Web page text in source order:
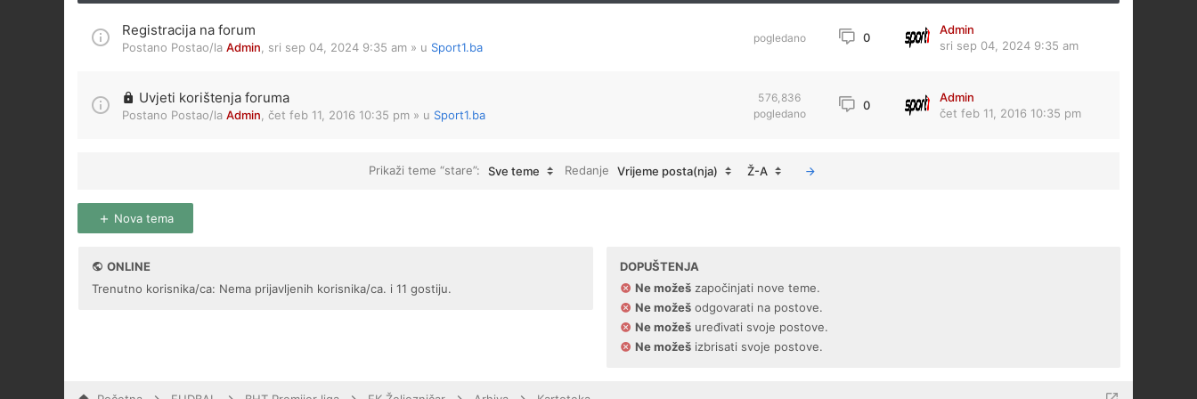
Registracija na forum
Postano Postao/la Admin sri sep 04, 2024 9:35 am » u Sport1.ba
pogledano 0
Admin
sri sep 04, 2024 9:35 am
Uvjeti korištenja foruma
Postano Postao/la Admin čet feb 11, 2016 10:35 pm » u Sport1.ba
576,836
pogledano
0
Admin
čet feb 11, 2016 10:35 pm
Prikaži teme “stare”: Sve teme Redanje Vrijeme posta(nja) Ž-A
Nova tema
ONLINE
Trenutno korisnika/ca: Nema prijavljenih korisnika/ca. i 11 gostiju.
DOPUŠTENJA
Ne možešzapočinjati nove teme.
Ne možešodgovarati na postove.
Ne možešuređivati svoje postove.
Ne možešizbrisati svoje postove.